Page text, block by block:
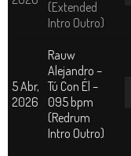
(Extended
Intro Outro)
5 Abr,
2026
Rauw
Alejandro –
Tú Con Él –
095 bpm
(Redrum
Intro Outro)